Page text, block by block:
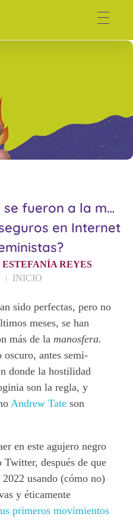
se fueron a la m…
en Internet
ESTEFANÍA REYES
INICIO
sido perfectas, pero no
meses, se han
más de lamanosfera.
oscuro, antes semi-
donde la hostilidad
son la regla, y
Andrew Tate son
en este agujero negro
después de que
usando (cómo no)
y éticamente
primeros movimientos